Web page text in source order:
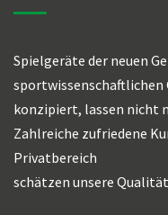
Spielgeräte der neuen
sportwissenschaftlichen
konzipiert, lassen nicht
Zahlreiche zufriedene
Privatbereich
schätzen unsere